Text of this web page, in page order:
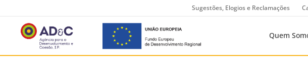
Sugestões, Elogios e Reclamações
Quem